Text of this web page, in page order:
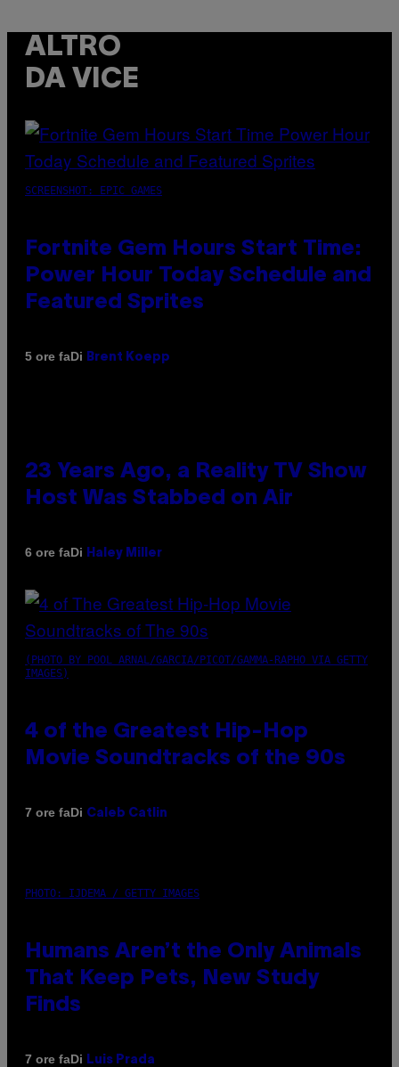
ALTRO
DA VICE
SCREENSHOT: EPIC GAMES
Fortnite Gem Hours Start Time:
Power Hour Today Schedule and
Featured Sprites
5 ore faDi Brent Koepp
23 Years Ago, a Reality TV Show
Host Was Stabbed on Air
6 ore faDi Haley Miller
(PHOTO BY POOL ARNAL/GARCIA/PICOT/GAMMA-RAPHO VIA GETTY
IMAGES)
4 of the Greatest Hip-Hop
Movie Soundtracks of the 90s
7 ore faDi Caleb Catlin
PHOTO: IJDEMA / GETTY IMAGES
Humans Aren’t the Only Animals
That Keep Pets, New Study
Finds
7 ore faDi Luis Prada